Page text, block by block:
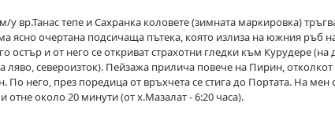
у вр.Танас тепе и Сахранка коловете (зимната маркировка)
ясно очертана подсичаща пътека, която излиза на южния ръб
остър и от него се откриват страхотни гледки към Курудере
ляво, североизток). Пейзажа прилича повече на Пирин,
По него, през поредица от връхчета се стига до Портата. На
отне около 20 минути (от х.Мазалат - 6:20 часа).